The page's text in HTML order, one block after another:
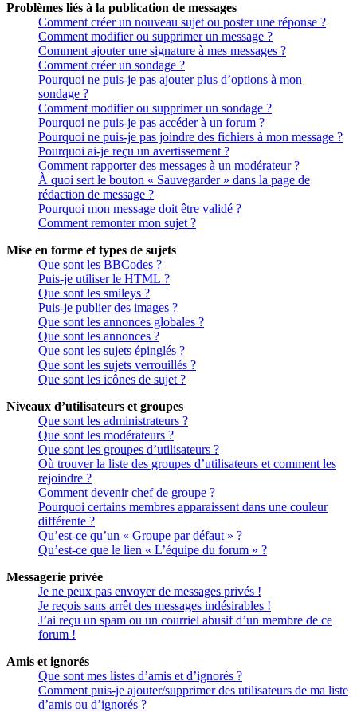
Problèmes liés à la publication de messages
Comment créer un nouveau sujet ou poster une réponse ?
Comment modifier ou supprimer un message ?
Comment ajouter une signature à mes messages ?
Comment créer un sondage ?
Pourquoi ne puis-je pas ajouter plus d’options à mon
sondage ?
Comment modifier ou supprimer un sondage ?
Pourquoi ne puis-je pas accéder à un forum ?
Pourquoi ne puis-je pas joindre des fichiers à mon message ?
Pourquoi ai-je reçu un avertissement ?
Comment rapporter des messages à un modérateur ?
À quoi sert le bouton « Sauvegarder » dans la page de
rédaction de message ?
Pourquoi mon message doit être validé ?
Comment remonter mon sujet ?
Mise en forme et types de sujets
Que sont les BBCodes ?
Puis-je utiliser le HTML ?
Que sont les smileys ?
Puis-je publier des images ?
Que sont les annonces globales ?
Que sont les annonces ?
Que sont les sujets épinglés ?
Que sont les sujets verrouillés ?
Que sont les icônes de sujet ?
Niveaux d’utilisateurs et groupes
Que sont les administrateurs ?
Que sont les modérateurs ?
Que sont les groupes d’utilisateurs ?
Où trouver la liste des groupes d’utilisateurs et comment les
rejoindre ?
Comment devenir chef de groupe ?
Pourquoi certains membres apparaissent dans une couleur
différente ?
Qu’est-ce qu’un « Groupe par défaut » ?
Qu’est-ce que le lien « L’équipe du forum » ?
Messagerie privée
Je ne peux pas envoyer de messages privés !
Je reçois sans arrêt des messages indésirables !
J’ai reçu un spam ou un courriel abusif d’un membre de ce
forum !
Amis et ignorés
Que sont mes listes d’amis et d’ignorés ?
Comment puis-je ajouter/supprimer des utilisateurs de ma liste
d’amis ou d’ignorés ?